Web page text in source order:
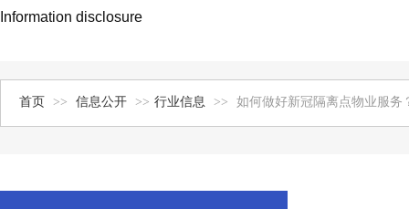
Information disclosure
首页 >> 信息公开 >> 行业信息 >> 如何做好新冠隔离点物业服务